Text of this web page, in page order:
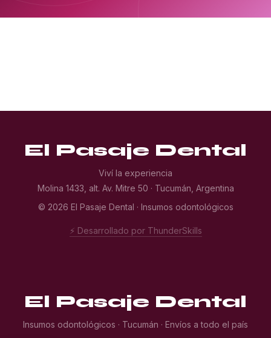
El Pasaje Dental
Viví la experiencia
Molina 1433, alt. Av. Mitre 50 · Tucumán, Argentina
© 2026 El Pasaje Dental · Insumos odontológicos
⚡ Desarrollado por ThunderSkills
El Pasaje Dental
Insumos odontológicos · Tucumán · Envíos a todo el país